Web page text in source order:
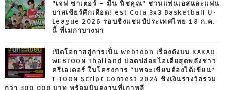
“เจฟ ซาเตอร์ – มีน นิชคุณ” ชวนแฟนเอสและแฟน
บาสเชียร์ศึกเดือด! est Cola 3x3 Basketball U-
League 2026 รอบชิงแชมป์ประเทศไทย 18 ก.ค.
นี้ ที่เมกาบางนา
เปิดโอกาสสู่การเป็น Webtoon เรื่องดังบน KAKAO
WEBTOON Thailand ปลดปล่อยไอเดียสุดพลังชาว
ครีเอเตอร์ ในโครงการ “บทจะเขียนต้องได้เขียน”
T-TOON Script Contest 2024 ชิงเงินรางวัลรวม